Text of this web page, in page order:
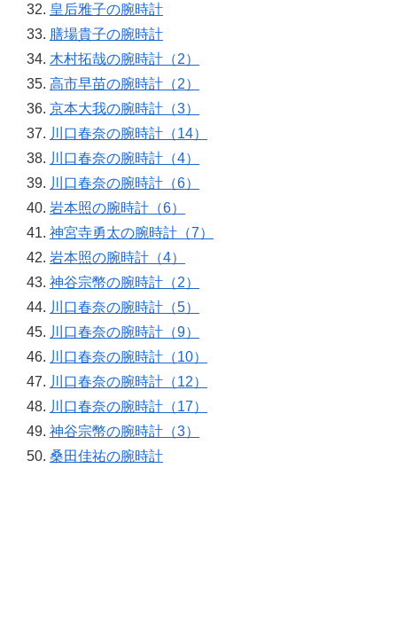
皇后雅子の腕時計
膳場貴子の腕時計
木村拓哉の腕時計（2）
高市早苗の腕時計（2）
京本大我の腕時計（3）
川口春奈の腕時計（14）
川口春奈の腕時計（4）
川口春奈の腕時計（6）
岩本照の腕時計（6）
神宮寺勇太の腕時計（7）
岩本照の腕時計（4）
神谷宗幣の腕時計（2）
川口春奈の腕時計（5）
川口春奈の腕時計（9）
川口春奈の腕時計（10）
川口春奈の腕時計（12）
川口春奈の腕時計（17）
神谷宗幣の腕時計（3）
桑田佳祐の腕時計